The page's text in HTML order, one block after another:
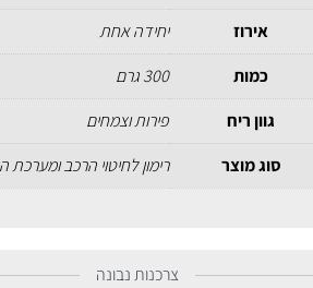
אירוז
יחידה אחת
כמות
300 גרם
גוון ריח
פירות וצמחים
סוג מוצר
רימון לחיטוי הרכב ומערכת
צרכנות נבונה